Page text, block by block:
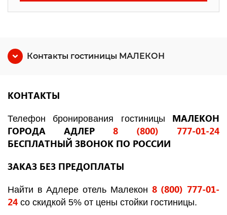
Контакты гостиницы МАЛЕКОН
КОНТАКТЫ
Телефон бронирования гостиницы МАЛЕКОН
ГОРОДА АДЛЕР 8 (800) 777-01-24
БЕСПЛАТНЫЙ ЗВОНОК ПО РОССИИ
ЗАКАЗ БЕЗ ПРЕДОПЛАТЫ
Найти в Адлере отель Малекон 8 (800) 777-01-
24 со скидкой 5% от цены стойки гостиницы.